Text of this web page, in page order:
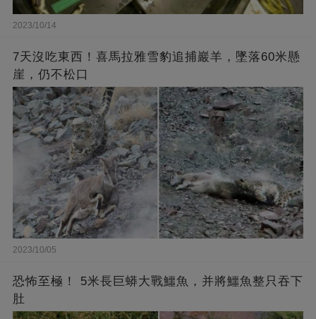
2023/10/14
7天沒吃東西！喜馬拉雅雪豹追捕巖羊，墜落60米懸
崖，仍不松口
2023/10/05
恐怖至極！ 5米長巨蟒大戰鱷魚，并將鱷魚整只吞下
肚